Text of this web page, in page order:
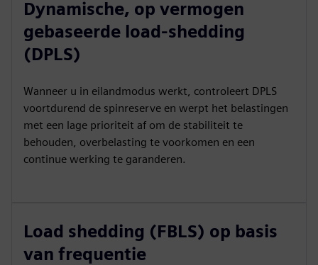
Dynamische, op vermogen
gebaseerde load-shedding
(DPLS)
Wanneer u in eilandmodus werkt, controleert DPLS
voortdurend de spinreserve en werpt het belastingen
met een lage prioriteit af om de stabiliteit te
behouden, overbelasting te voorkomen en een
continue werking te garanderen.
Load shedding (FBLS) op basis
van frequentie